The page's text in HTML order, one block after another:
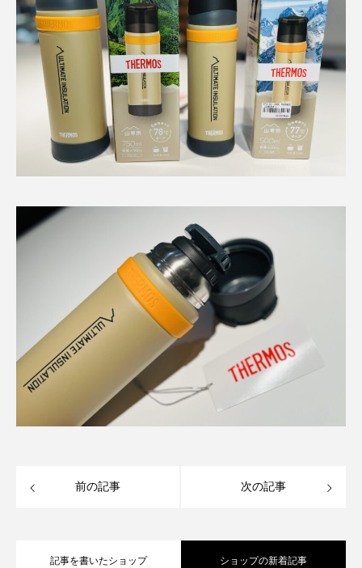
前の記事 次の記事
記事を書いたショップ ショップの新着記事